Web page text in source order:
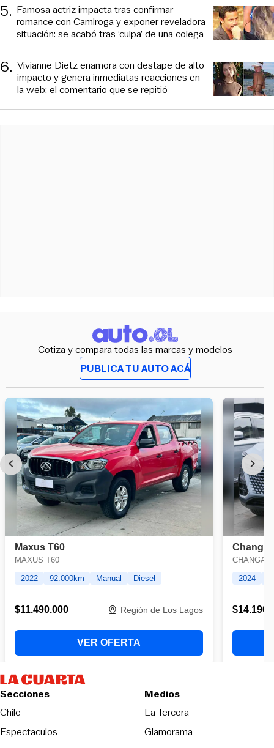
5. Famosa actriz impacta tras confirmar
romance con Camiroga y exponer reveladora
situación: se acabó tras ‘culpa’ de una colega
6. Vivianne Dietz enamora con destape de alto
impacto y genera inmediatas reacciones en
la web: el comentario que se repitió
Cotiza y compara todas las marcas y modelos
PUBLICA TU AUTO ACÁ
Secciones
Chile
Espectaculos
Medios
La TerceraOpens in new
Glamorama